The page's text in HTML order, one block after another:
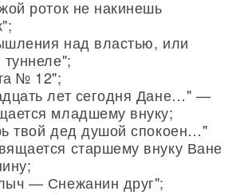
роток не накинешь
над властью, или
№ 12";
лет сегодня Дане…" —
младшему внуку;
твой дед душой спокоен…"
старшему внуку Ване
— Снежанин друг";